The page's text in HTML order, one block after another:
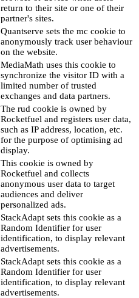
return to their site or one of their
partner's sites.
Quantserve sets the mc cookie to
anonymously track user behaviour
on the website.
MediaMath uses this cookie to
synchronize the visitor ID with a
limited number of trusted
exchanges and data partners.
The rud cookie is owned by
Rocketfuel and registers user data,
such as IP address, location, etc.
for the purpose of optimising ad
display.
This cookie is owned by
Rocketfuel and collects
anonymous user data to target
audiences and deliver
personalized ads.
StackAdapt sets this cookie as a
Random Identifier for user
identification, to display relevant
advertisements.
StackAdapt sets this cookie as a
Random Identifier for user
identification, to display relevant
advertisements.